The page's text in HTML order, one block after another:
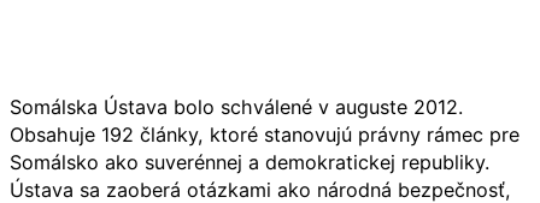
Somálska Ústava bolo schválené v auguste 2012.
Obsahuje 192 články, ktoré stanovujú právny rámec pre
Somálsko ako suverénnej a demokratickej republiky.
Ústava sa zaoberá otázkami ako národná bezpečnosť,